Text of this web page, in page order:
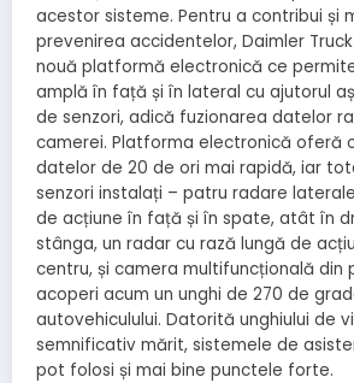
acestor sisteme. Pentru a contribui și
prevenirea accidentelor, Daimler
nouă platformă electronică ce
amplă în față și în lateral cu ajutorul
de senzori, adică fuzionarea datelor
camerei. Platforma electronică oferă
datelor de 20 de ori mai rapidă, iar
senzori instalați – patru radare
de acțiune în față și în spate, atât în
stânga, un radar cu rază lungă de
centru, și camera multifuncțională din
acoperi acum un unghi de 270 de
autovehiculului. Datorită unghiului de
semnificativ mărit, sistemele de
pot folosi și mai bine punctele forte.